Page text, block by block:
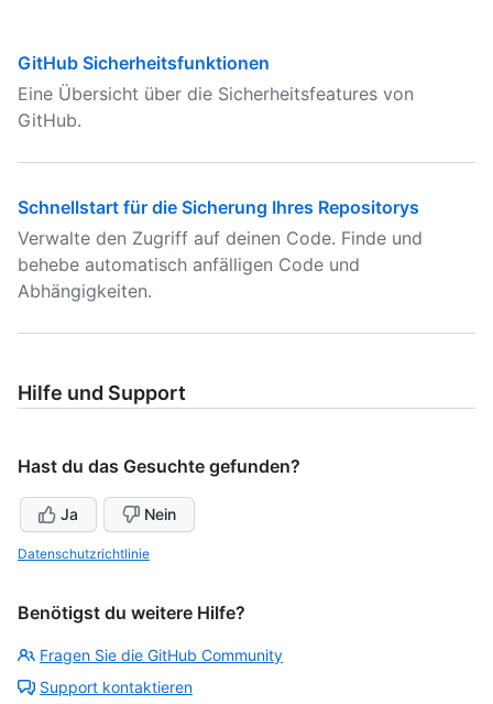
GitHub Sicherheitsfunktionen
Eine Übersicht über die Sicherheitsfeatures von
GitHub.
Schnellstart für die Sicherung Ihres Repositorys
Verwalte den Zugriff auf deinen Code. Finde und
behebe automatisch anfälligen Code und
Abhängigkeiten.
Hilfe und Support
Hast du das Gesuchte gefunden?
Ja Nein
Datenschutzrichtlinie
Benötigst du weitere Hilfe?
Fragen Sie die GitHub Community
Support kontaktieren